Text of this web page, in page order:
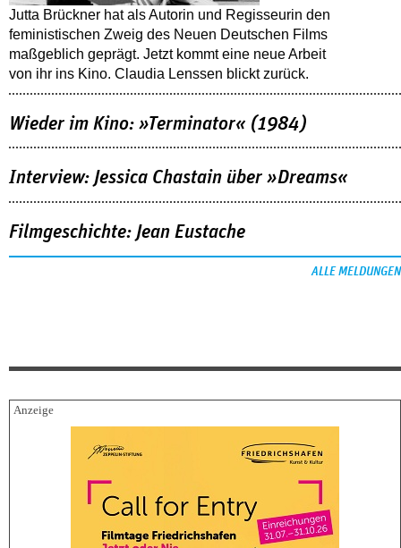
Jutta Brückner hat als Autorin und Regisseurin den
feministischen Zweig des Neuen Deutschen Films
maßgeblich geprägt. Jetzt kommt eine neue Arbeit
von ihr ins Kino. Claudia Lenssen blickt zurück.
Wieder im Kino: »Terminator« (1984)
Interview: Jessica Chastain über »Dreams«
Filmgeschichte: Jean Eustache
ALLE MELDUNGEN